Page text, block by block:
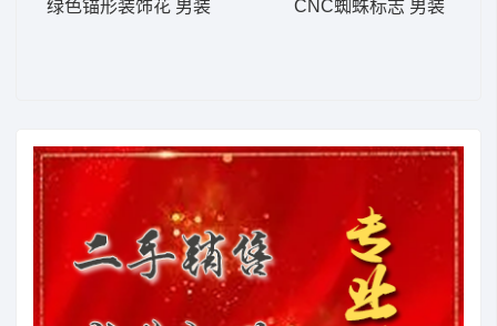
绿色锚形装饰花 男装 CNC蜘蛛标志 男装